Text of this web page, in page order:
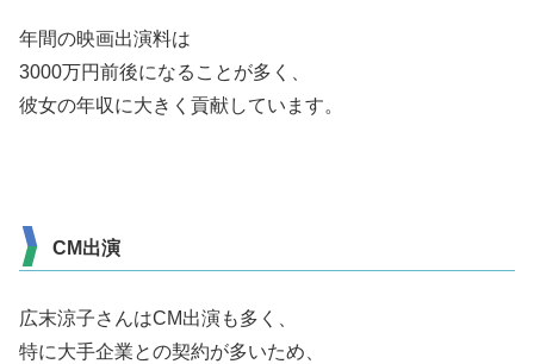
年間の映画出演料は
3000万円前後になることが多く、
彼女の年収に大きく貢献しています。
CM出演
広末涼子さんはCM出演も多く、
特に大手企業との契約が多いため、